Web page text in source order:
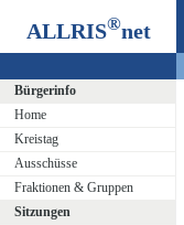
ALLRIS®net
Bürgerinfo
Home
Kreistag
Ausschüsse
Fraktionen & Gruppen
Sitzungen